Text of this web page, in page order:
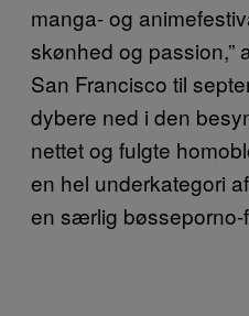
manga- og
skønhed og passion,”
San Francisco til
dybere ned i den
nettet og fulgte
en hel underkategori
en særlig bøsseporno-